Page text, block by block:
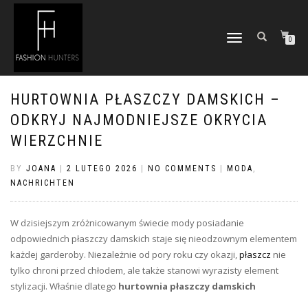
TOGGLE
0
HURTOWNIA PŁASZCZY DAMSKICH –
ODKRYJ NAJMODNIEJSZE OKRYCIA
WIERZCHNIE
BY JOANA 2 LUTEGO 2026 NO COMMENTS MODA ,
NACHRICHTEN
W dzisiejszym zróżnicowanym świecie mody posiadanie
odpowiednich płaszczy damskich staje się nieodzownym elementem
każdej garderoby. Niezależnie od pory roku czy okazji,płaszcz nie
tylko chroni przed chłodem, ale także stanowi wyrazisty element
stylizacji. Właśnie dlatego hurtownia płaszczy damskich